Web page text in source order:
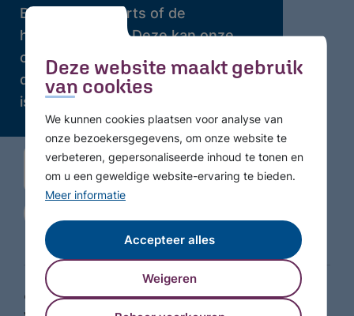
Deze website maakt gebruik
van cookies
We kunnen cookies plaatsen voor analyse van
onze bezoekersgegevens, om onze website te
verbeteren, gepersonaliseerde inhoud te tonen en
om u een geweldige website-ervaring te bieden.
Meer informatie
Weigeren
Accepteer alles
Bel dan je huisarts of de
huisartsenpost. Deze kan onze
crisisdienst bellen waar 24 uur per
dag professionele hulp beschikbaar
is.
© Copyright 2026 GGZ WNB - Alle rechten